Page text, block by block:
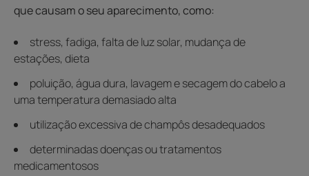
que causam o seu aparecimento, como:
stress, fadiga, falta de luz solar, mudança de
estações, dieta
poluição, água dura, lavagem e secagem do cabelo a
uma temperatura demasiado alta
utilização excessiva de champôs desadequados
determinadas doenças ou tratamentos
medicamentosos